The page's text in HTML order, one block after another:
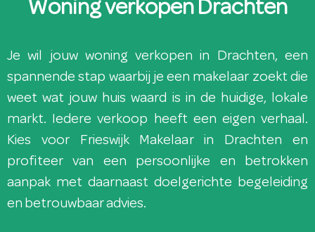
Woning verkopen Drachten
Je wil jouw woning verkopen in Drachten, een
spannende stap waarbij je een makelaar zoekt die
weet wat jouw huis waard is in de huidige, lokale
markt. Iedere verkoop heeft een eigen verhaal.
Kies voor Frieswijk Makelaar in Drachten en
profiteer van een persoonlijke en betrokken
aanpak met daarnaast doelgerichte begeleiding
en betrouwbaar advies.